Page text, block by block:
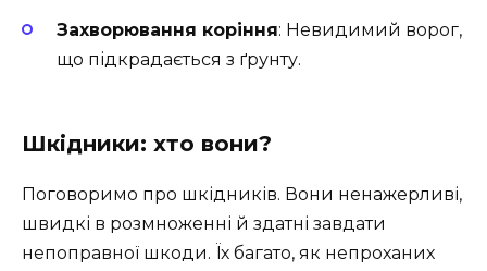
Захворювання коріння: Невидимий ворог,
що підкрадається з ґрунту.
Шкідники: хто вони?
Поговоримо про шкідників. Вони ненажерливі,
швидкі в розмноженні й здатні завдати
непоправної шкоди. Їх багато, як непроханих